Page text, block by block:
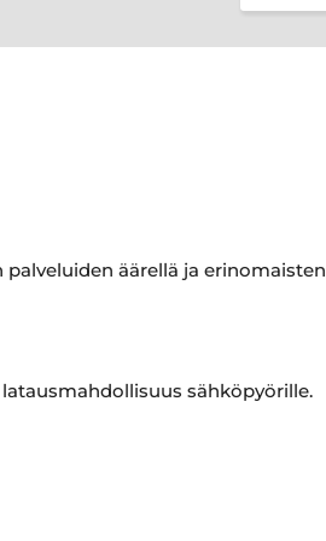
äärellä ja erinomaisten
sähköpyörille.